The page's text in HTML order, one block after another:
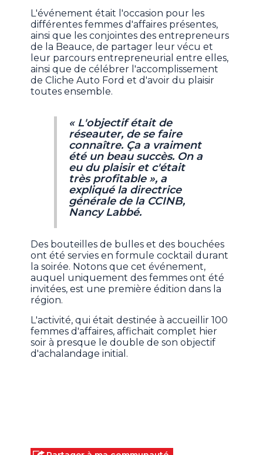
L'événement était l'occasion pour les
différentes femmes d'affaires présentes,
ainsi que les conjointes des entrepreneurs
de la Beauce, de partager leur vécu et
leur parcours entrepreneurial entre elles,
ainsi que de célébrer l'accomplissement
de Cliche Auto Ford et d'avoir du plaisir
toutes ensemble.
« L'objectif était de
réseauter, de se faire
connaître. Ça a vraiment
été un beau succès. On a
eu du plaisir et c'était
très profitable », a
expliqué la directrice
générale de la CCINB,
Nancy Labbé.
Des bouteilles de bulles et des bouchées
ont été servies en formule cocktail durant
la soirée. Notons que cet événement,
auquel uniquement des femmes ont été
invitées, est une première édition dans la
région.
L'activité, qui était destinée à accueillir 100
femmes d'affaires, affichait complet hier
soir à presque le double de son objectif
d'achalandage initial.